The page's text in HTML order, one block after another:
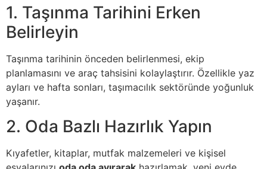
1. Taşınma Tarihini Erken
Belirleyin
Taşınma tarihinin önceden belirlenmesi, ekip
planlamasını ve araç tahsisini kolaylaştırır. Özellikle yaz
ayları ve hafta sonları, taşımacılık sektöründe yoğunluk
yaşanır.
2. Oda Bazlı Hazırlık Yapın
Kıyafetler, kitaplar, mutfak malzemeleri ve kişisel